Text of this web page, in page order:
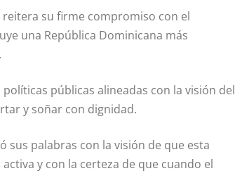
su firme compromiso con el
una República Dominicana más
públicas alineadas con la visión del
y soñar con dignidad.
palabras con la visión de que esta
y con la certeza de que cuando el